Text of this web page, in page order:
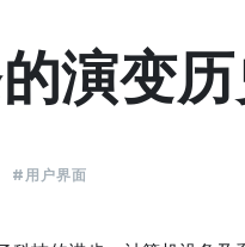
演变历
#用户界面